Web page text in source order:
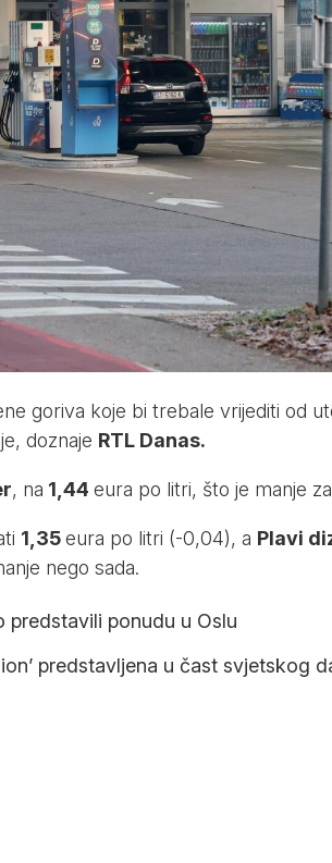
goriva koje bi trebale vrijediti od
doznaje RTL Danas.
, na 1,44 eura po litri, što je manje
1,35eura po litri (-0,04), a Plavi
nego sada.
predstavili ponudu u Oslu
predstavljena u čast svjetskog